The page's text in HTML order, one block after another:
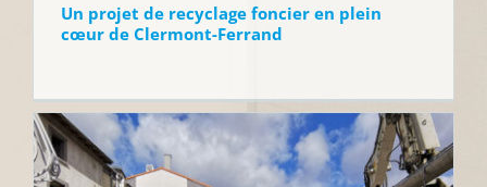
Un projet de recyclage foncier en plein
cœur de Clermont-Ferrand